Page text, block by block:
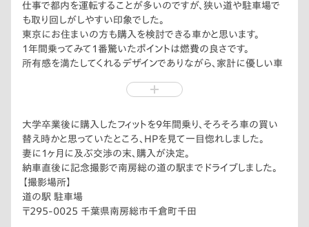
仕事で都内を運転することが多いのですが、狭い道や駐車場で
も取り回しがしやすい印象でした。
東京にお住まいの方も購入を検討できる車かと思います。
1年間乗ってみて1番驚いたポイントは燃費の良さです。
所有感を満たしてくれるデザインでありながら、家計に優しい車
大学卒業後に購入したフィットを9年間乗り、そろそろ車の買い
替え時かと思っていたところ、HPを見て一目惚れしました。
妻に1ヶ月に及ぶ交渉の末、購入が決定。
納車直後に記念撮影で南房総の道の駅までドライブしました。
【撮影場所】
道の駅 駐車場
〒295-0025 千葉県南房総市千倉町千田